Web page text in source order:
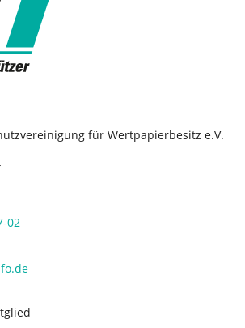
für Wertpapierbesitz e.V.
02